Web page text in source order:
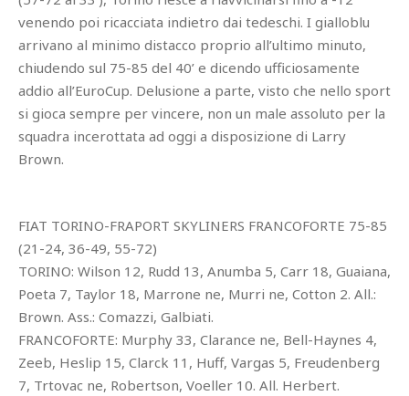
venendo poi ricacciata indietro dai tedeschi. I gialloblu
arrivano al minimo distacco proprio all’ultimo minuto,
chiudendo sul 75-85 del 40’ e dicendo ufficiosamente
addio all’EuroCup. Delusione a parte, visto che nello sport
si gioca sempre per vincere, non un male assoluto per la
squadra incerottata ad oggi a disposizione di Larry
Brown.
FIAT TORINO-FRAPORT SKYLINERS FRANCOFORTE 75-85
(21-24, 36-49, 55-72)
TORINO: Wilson 12, Rudd 13, Anumba 5, Carr 18, Guaiana,
Poeta 7, Taylor 18, Marrone ne, Murri ne, Cotton 2. All.:
Brown. Ass.: Comazzi, Galbiati.
FRANCOFORTE: Murphy 33, Clarance ne, Bell-Haynes 4,
Zeeb, Heslip 15, Clarck 11, Huff, Vargas 5, Freudenberg
7, Trtovac ne, Robertson, Voeller 10. All. Herbert.